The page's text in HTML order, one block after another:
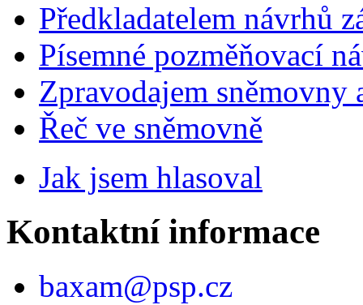
Předkladatelem návrhů
Písemné pozměňovací
Zpravodajem
Řeč ve sněmovně
Jak jsem hlasoval
Kontaktní informace
baxam@psp.cz